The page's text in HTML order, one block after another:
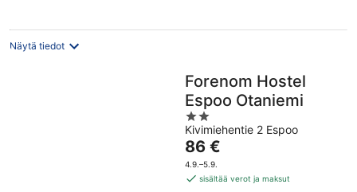
Näytä tiedot
Forenom Hostel
Espoo Otaniemi
2
out
of
5
Kivimiehentie 2 Espoo
Hinta
on
86 €
86 €
4.9.–5.9.
sisältää verot ja maksut